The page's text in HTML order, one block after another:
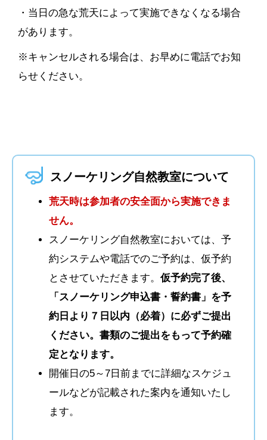
・当日の急な荒天によって実施できなくなる場合
があります。
※キャンセルされる場合は、お早めに電話でお知
らせください。
スノーケリング自然教室について
荒天時は参加者の安全面から実施できま
せん。
スノーケリング自然教室においては、予
約システムや電話でのご予約は、仮予約
とさせていただきます。仮予約完了後、
「スノーケリング申込書・誓約書」を予
約日より７日以内（必着）に必ずご提出
ください。書類のご提出をもって予約確
定となります。
開催日の5～7日前までに詳細なスケジュ
ールなどが記載された案内を通知いたし
ます。